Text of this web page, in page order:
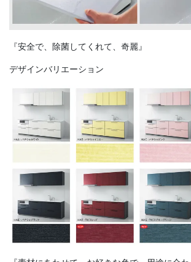
『安全で、除菌してくれて、奇麗』
デザインバリエーション